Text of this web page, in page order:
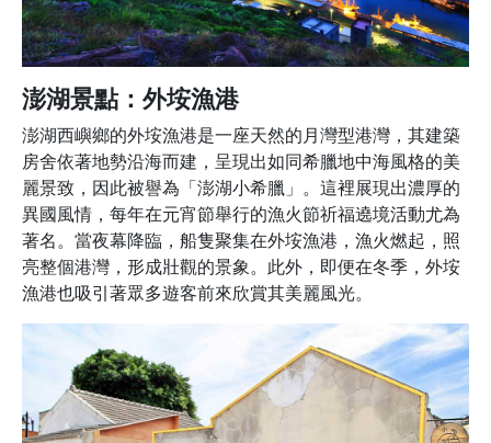
澎湖景點：外垵漁港
澎湖西嶼鄉的外垵漁港是一座天然的月灣型港灣，其建築
房舍依著地勢沿海而建，呈現出如同希臘地中海風格的美
麗景致，因此被譽為「澎湖小希臘」。這裡展現出濃厚的
異國風情，每年在元宵節舉行的漁火節祈福遶境活動尤為
著名。當夜幕降臨，船隻聚集在外垵漁港，漁火燃起，照
亮整個港灣，形成壯觀的景象。此外，即便在冬季，外垵
漁港也吸引著眾多遊客前來欣賞其美麗風光。